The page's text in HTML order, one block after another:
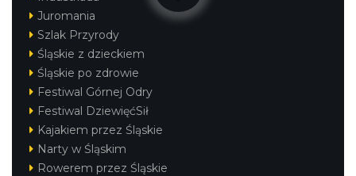
Juromania
Szlak Przyrody
Śląskie z dzieckiem
Śląskie po zdrowie
Festiwal Górnej Odry
Festiwal DziewięćSił
Kajakiem przez Śląskie
Narty w Śląskim
Rowerem przez Śląskie